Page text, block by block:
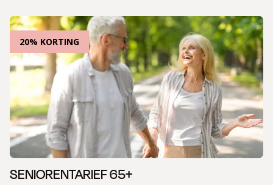
20% KORTING
SENIORENTARIEF 65+